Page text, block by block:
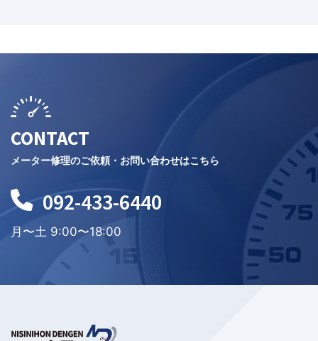
CONTACT
メーター修理のご依頼・お問い合わせはこちら
092-433-6440
月〜土 9:00〜18:00